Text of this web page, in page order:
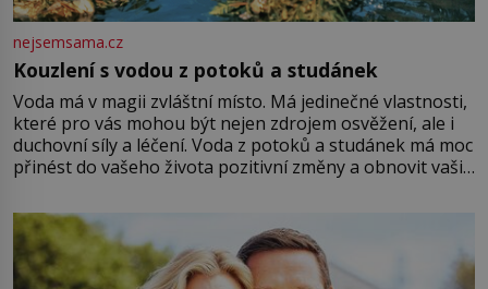
nejsemsama.cz
Kouzlení s vodou z potoků a studánek
Voda má v magii zvláštní místo. Má jedinečné vlastnosti,
které pro vás mohou být nejen zdrojem osvěžení, ale i
duchovní síly a léčení. Voda z potoků a studánek má moc
přinést do vašeho života pozitivní změny a obnovit vaši
můžete obohatit své rituály a přinést do svého života
větší harmonii a klid. Je důležité